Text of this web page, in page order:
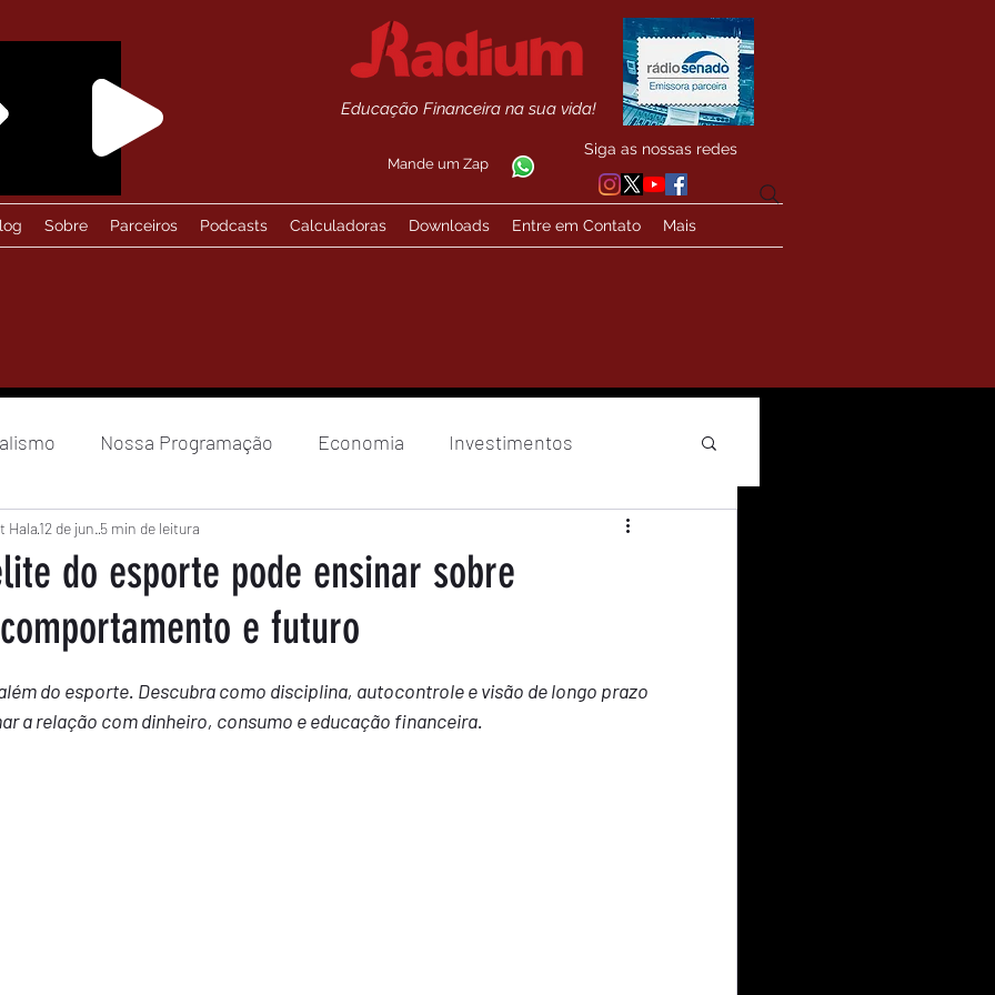
Educação Financeira na sua vida!
Mande um Zap
Siga as nossas redes
Sobre Parceiros Podcasts Calculadoras Downloads Entre em Contato Mais
Nossa Programação Economia Investimentos
Empreendedorismo
Finanças Infantis Radium na WIW
Produtividade
do esporte pode ensinar sobre
e futuro
Hala12 de jun. 5 min de leitura
NaN de 5 estrelas.
do esporte. Descubra como disciplina, autocontrole e visão de longo prazo
a relação com dinheiro, consumo e educação financeira.